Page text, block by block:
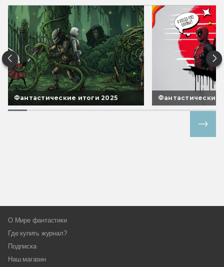
Фантастические итоги 2025 Фантастические
О Мире фантастики
Где купить журнал?
Подписка
Наш магазин